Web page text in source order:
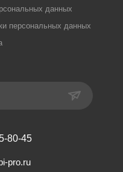
данных
персональных данных
80-45
pro.ru